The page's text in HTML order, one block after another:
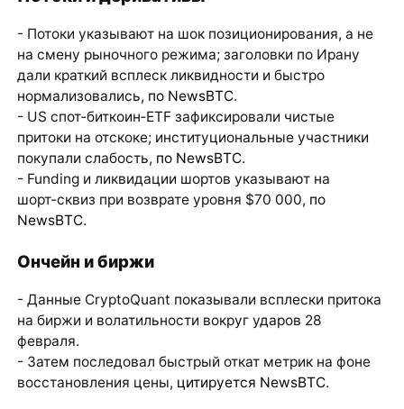
- Потоки указывают на шок позиционирования, а не
на смену рыночного режима; заголовки по Ирану
дали краткий всплеск ликвидности и быстро
нормализовались, по NewsBTC.
- US спот‑биткоин‑ETF зафиксировали чистые
притоки на отскоке; институциональные участники
покупали слабость, по NewsBTC.
- Funding и ликвидации шортов указывают на
шорт‑сквиз при возврате уровня $70 000, по
NewsBTC.
Ончейн и биржи
- Данные CryptoQuant показывали всплески притока
на биржи и волатильности вокруг ударов 28
февраля.
- Затем последовал быстрый откат метрик на фоне
восстановления цены, цитируется NewsBTC.